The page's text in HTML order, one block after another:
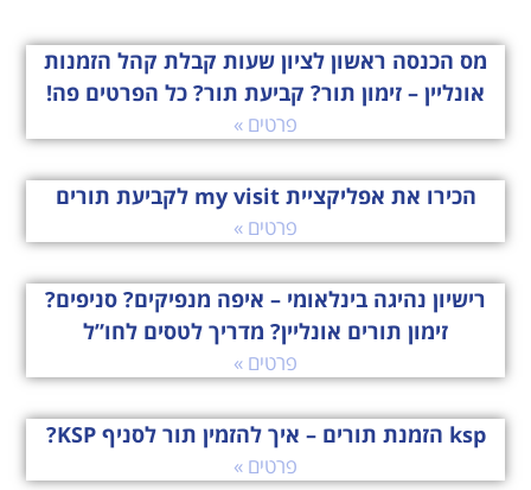
מס הכנסה ראשון לציון שעות קבלת קהל הזמנות
אונליין – זימון תור? קביעת תור? כל הפרטים פה!
פרטים »
הכירו את אפליקציית my visit לקביעת תורים
פרטים »
רישיון נהיגה בינלאומי – איפה מנפיקים? סניפים?
זימון תורים אונליין? מדריך לטסים לחו”ל
פרטים »
ksp הזמנת תורים – איך להזמין תור לסניף KSP?
פרטים »